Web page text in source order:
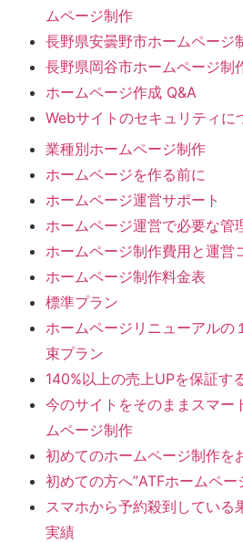
ムページ制作
長野県安曇野市ホームページ
長野県岡谷市ホームページ制
ホームページ作成 Q&A
Webサイトのセキュリティに
業種別ホームページ制作
ホームページを作る前に
ホームページ運営サポート
ホームページ運営で必要な管
ホームページ制作費用と運営
ホームページ制作料金表
標準プラン
ホームページリニューアルの
束プラン
140%以上の売上UPを保証す
今のサイトをそのままスマー
ムページ制作
初めてのホームページ制作を
初めての方へ”ATFホームペー
スマホから予約殺到している
実績